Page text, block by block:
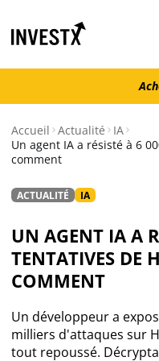
Actualité
Actualité
Actualité
Actualité
Actualité NFT
Accueil Actualité
IA
Un agent IA a résisté à 6
comment
ACTUALITÉ IA
UN AGENT IA A
TENTATIVES DE
COMMENT
Un développeur a
milliers d'attaques sur
tout repoussé.